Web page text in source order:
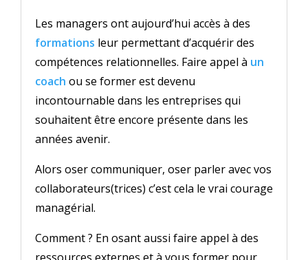
Les managers ont aujourd’hui accès à des
formations leur permettant d’acquérir des
compétences relationnelles. Faire appel à un
coach ou se former est devenu
incontournable dans les entreprises qui
souhaitent être encore présente dans les
années avenir.
Alors oser communiquer, oser parler avec vos
collaborateurs(trices) c’est cela le vrai courage
managérial.
Comment ? En osant aussi faire appel à des